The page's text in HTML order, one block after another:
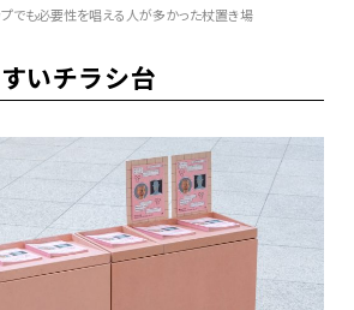
プでも必要性を唱える人が多かった杖置き場
いチラシ台